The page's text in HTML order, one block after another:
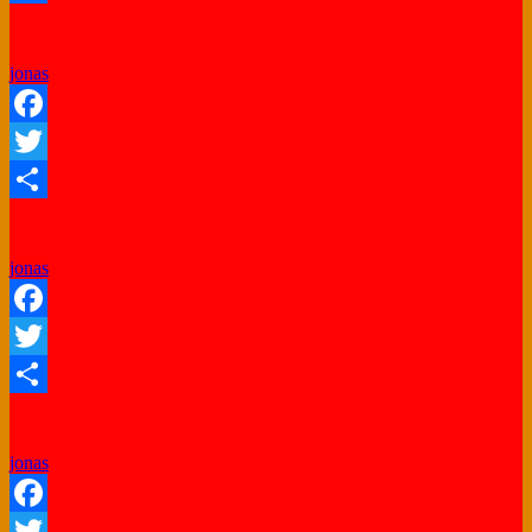
jonas
Facebook
Twitter
jonas
Facebook
Twitter
jonas